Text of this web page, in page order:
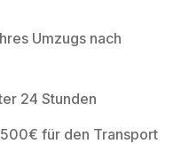
Umzugs nach
24 Stunden
für den Transport